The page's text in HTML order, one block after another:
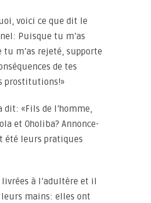
voici ce que dit le
Puisque tu m’as
m’as rejeté, supporte
de tes
prostitutions!»
dit: «Fils de l’homme,
et Oholiba? Annonce-
été leurs pratiques
livrées à l’adultère et il
leurs mains: elles ont